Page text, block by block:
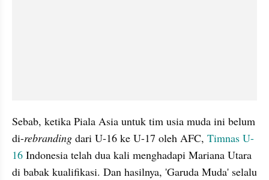
Sebab, ketika Piala Asia untuk tim usia muda ini belum
di-rebranding dari U-16 ke U-17 oleh AFC, Timnas U-
16 Indonesia telah dua kali menghadapi Mariana Utara
di babak kualifikasi. Dan hasilnya, 'Garuda Muda' selalu